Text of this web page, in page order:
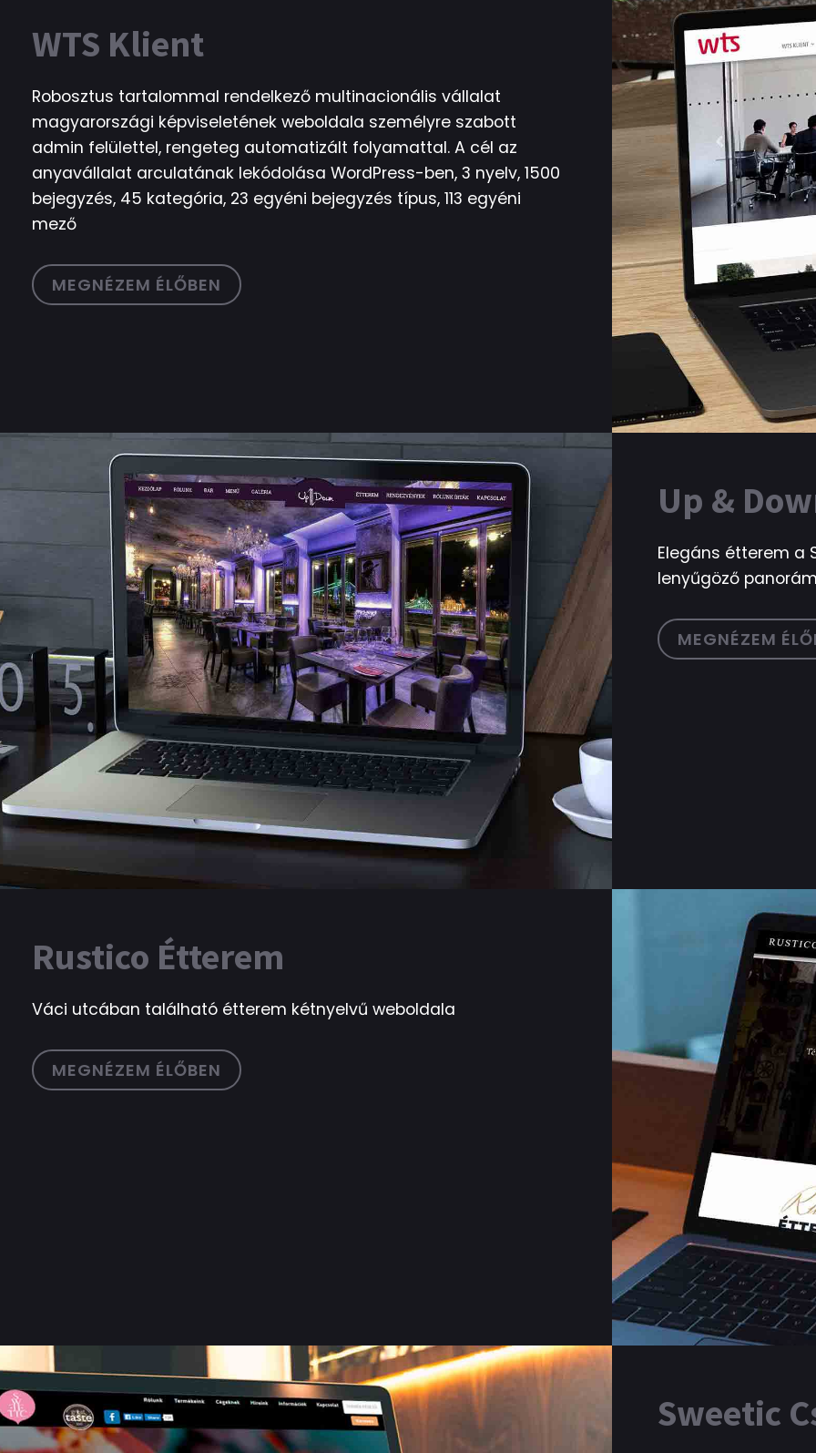
WTS Klient
Robosztus tartalommal rendelkező multinacionális vállalat
magyarországi képviseletének weboldala személyre szabott
admin felülettel, rengeteg automatizált folyamattal. A cél az
anyavállalat arculatának lekódolása WordPress-ben, 3 nyelv, 1500
bejegyzés, 45 kategória, 23 egyéni bejegyzés típus, 113 egyéni
mező
MEGNÉZEM ÉLŐBEN
Up &
Elegáns étterem a
lenyűgöző
MEGNÉZEM
Rustico Étterem
Váci utcában található étterem kétnyelvű weboldala
MEGNÉZEM ÉLŐBEN
Sweetic